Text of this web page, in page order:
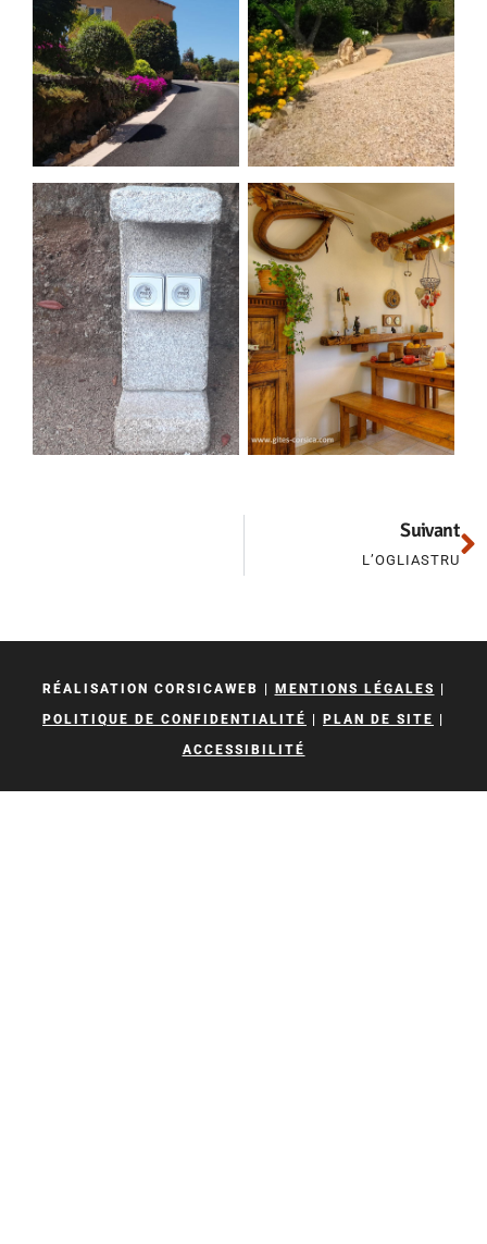
Suivant
L’OGLIASTRU
RÉALISATION CORSICAWEB | MENTIONS LÉGALES |
POLITIQUE DE CONFIDENTIALITÉ | PLAN DE SITE |
ACCESSIBILITÉ